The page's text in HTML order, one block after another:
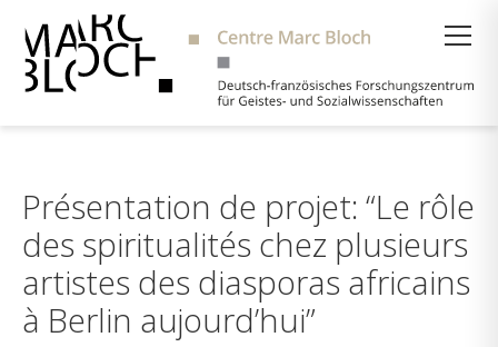
Présentation de projet: “Le rôle
des spiritualités chez plusieurs
artistes des diasporas africains
à Berlin aujourd’hui”